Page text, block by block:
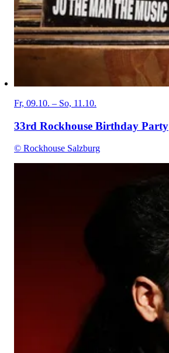
Fr, 09.10. – So, 11.10.
33rd Rockhouse Birthday Party
© Rockhouse Salzburg